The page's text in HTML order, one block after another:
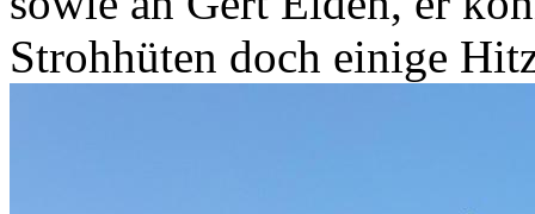
Strohhüten doch einige